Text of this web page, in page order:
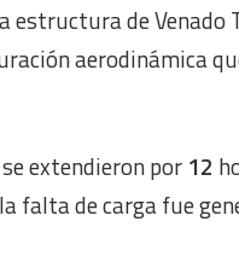
estructura de Venado
aerodinámica
extendieron por 12
falta de carga fue